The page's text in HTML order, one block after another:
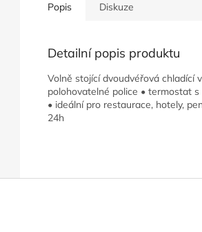
Popis Diskuze
Detailní popis produktu
Volně stojící dvoudvéřová chladící
polohovatelné police • termostat s
• ideální pro restaurace, hotely,
24h